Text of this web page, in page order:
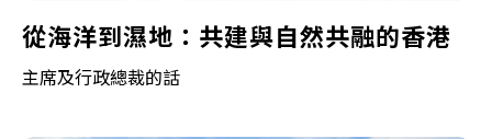
從海洋到濕地：共建與自然共融的香港
主席及行政總裁的話